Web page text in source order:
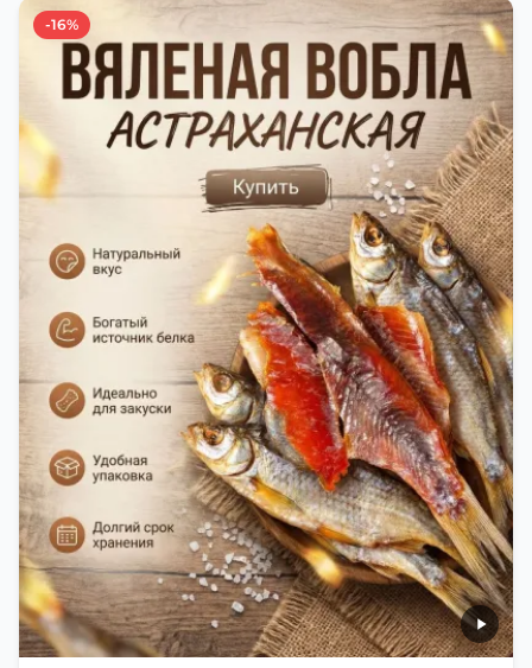
приготовлении вяленой воблы делают с учётом
времени года. Это помогает сохранить рыбу
свежей и качественной. Потом рыбу упаковывают
в специальный пакет, чтобы она не портилась и не
теряла влагу. Вяленая вобла — это не просто
вкусная еда, но и пример того, как можно сочетать
старые рецепты и современные технологии. Её
можно есть с напитками, и это будет очень вкусно.
-16%